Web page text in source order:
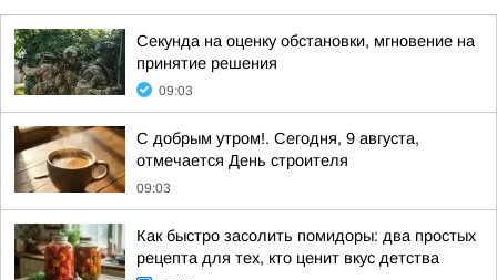
Секунда на оценку обстановки, мгновение на
принятие решения
09:03
С добрым утром!. Сегодня, 9 августа,
отмечается День строителя
09:03
Как быстро засолить помидоры: два простых
рецепта для тех, кто ценит вкус детства